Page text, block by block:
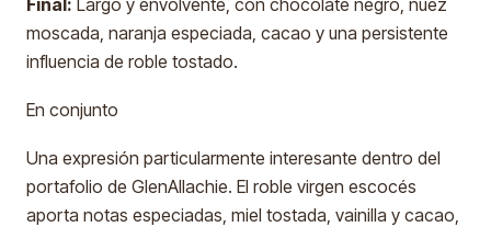
Final: Largo y envolvente, con chocolate negro, nuez
moscada, naranja especiada, cacao y una persistente
influencia de roble tostado.
En conjunto
Una expresión particularmente interesante dentro del
portafolio de GlenAllachie. El roble virgen escocés
aporta notas especiadas, miel tostada, vainilla y cacao,